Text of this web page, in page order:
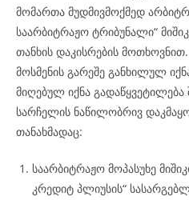
მომართა მუდმივმოქმედ
საარბიტრაჟო ტრიბუნალი“
თანხის დაკისრების
მოსმენის გარეშე განხილულ
მიღებულ იქნა გადაწყვეტილება
სარჩელის ნაწილობრივ
თანახმადაც:
საარბიტრაჟო მოპასუხე
კრედიტ პლიუსის“